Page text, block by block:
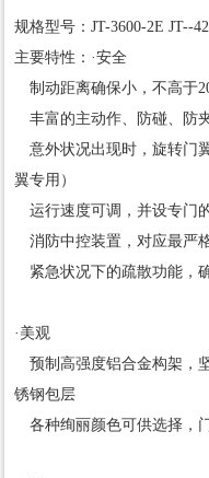
规格型号：JT-3600-2E JT--
主要特性：·安全
制动距离确保小，不高于
丰富的主动作、防碰、防
意外状况出现时，旋转门
翼专用）
运行速度可调，并设专门
消防中控装置，对应最严
紧急状况下的疏散功能，
·美观
预制高强度铝合金构架，
锈钢包层
各种绚丽颜色可供选择，